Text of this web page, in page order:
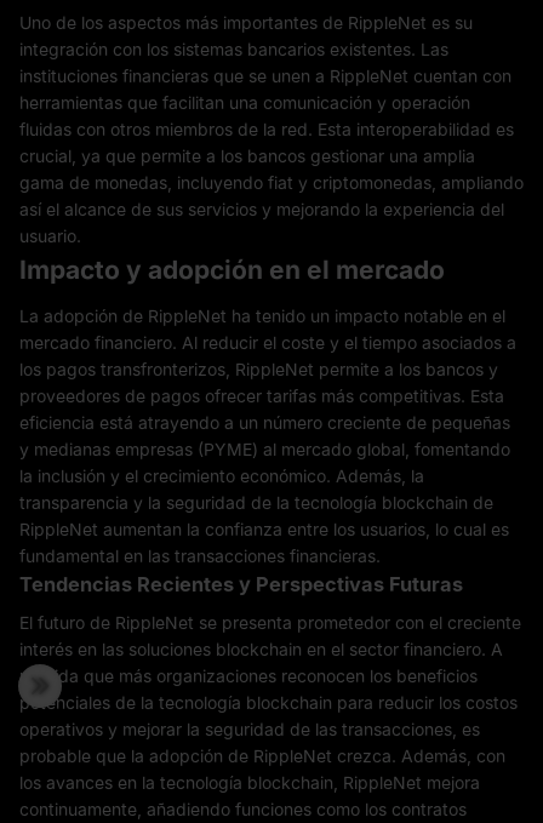
Uno de los aspectos más importantes de RippleNet es su
integración con los sistemas bancarios existentes. Las
instituciones financieras que se unen a RippleNet cuentan con
herramientas que facilitan una comunicación y operación
fluidas con otros miembros de la red. Esta interoperabilidad es
crucial, ya que permite a los bancos gestionar una amplia
gama de monedas, incluyendo fiat y criptomonedas, ampliando
así el alcance de sus servicios y mejorando la experiencia del
usuario.
Impacto y adopción en el mercado
La adopción de RippleNet ha tenido un impacto notable en el
mercado financiero. Al reducir el coste y el tiempo asociados a
los pagos transfronterizos, RippleNet permite a los bancos y
proveedores de pagos ofrecer tarifas más competitivas. Esta
eficiencia está atrayendo a un número creciente de pequeñas
y medianas empresas (PYME) al mercado global, fomentando
la inclusión y el crecimiento económico. Además, la
transparencia y la seguridad de la tecnología blockchain de
RippleNet aumentan la confianza entre los usuarios, lo cual es
fundamental en las transacciones financieras.
Tendencias Recientes y Perspectivas Futuras
El futuro de RippleNet se presenta prometedor con el creciente
interés en las soluciones blockchain en el sector financiero. A
medida que más organizaciones reconocen los beneficios
potenciales de la tecnología blockchain para reducir los costos
operativos y mejorar la seguridad de las transacciones, es
probable que la adopción de RippleNet crezca. Además, con
los avances en la tecnología blockchain, RippleNet mejora
continuamente, añadiendo funciones como los contratos